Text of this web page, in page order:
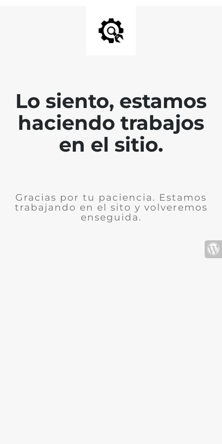
Lo siento, estamos
haciendo trabajos
en el sitio.
Gracias por tu paciencia. Estamos
trabajando en el sito y volveremos
enseguida.